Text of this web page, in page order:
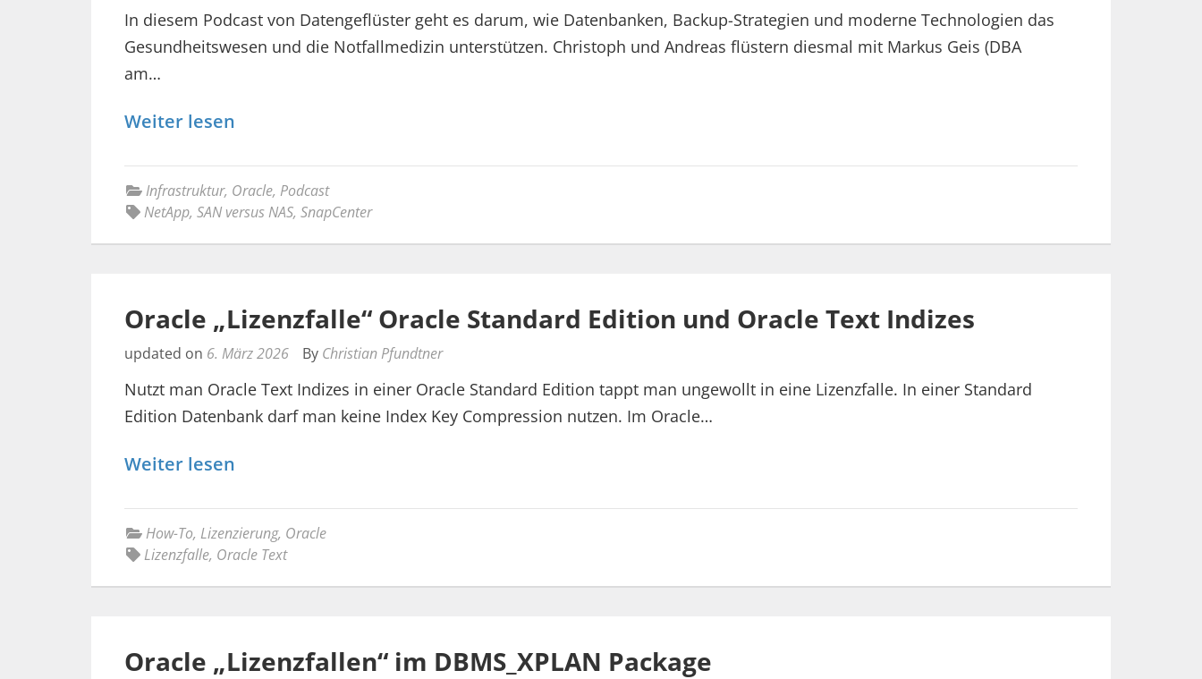
In diesem Podcast von Datengeflüster geht es darum, wie Datenbanken, Backup-Strategien und moderne Technologien das
Gesundheitswesen und die Notfallmedizin unterstützen. Christoph und Andreas flüstern diesmal mit Markus Geis (DBA
am…
Weiter lesen
Infrastruktur, Oracle, Podcast
NetApp, SAN versus NAS, SnapCenter
Oracle „Lizenzfalle“ Oracle Standard Edition und Oracle Text Indizes
updated on 6. März 2026 By Christian Pfundtner
Nutzt man Oracle Text Indizes in einer Oracle Standard Edition tappt man ungewollt in eine Lizenzfalle. In einer Standard
Edition Datenbank darf man keine Index Key Compression nutzen. Im Oracle…
Weiter lesen
How-To, Lizenzierung, Oracle
Lizenzfalle, Oracle Text
Oracle „Lizenzfallen“ im DBMS_XPLAN Package